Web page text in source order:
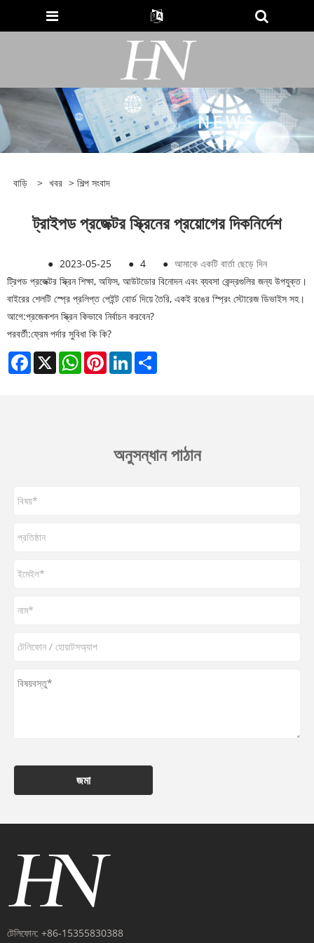
বাড়ি > খবর > শিল্প সংবাদ
ট্রাইপড প্রজেক্টর স্ক্রিনের প্রয়োগের দিকনির্দেশ
● 2023-05-25 ● 4 ● আমাকে একটি বার্তা ছেড়ে দিন
ট্রিপড প্রজেক্টর স্ক্রিন শিক্ষা, অফিস, আউটডোর বিনোদন এবং ব্যবসা কেন্দ্রগুলির জন্য উপযুক্ত।
বাইরের শেলটি স্প্রে প্রলিপ্ত পেইন্ট বোর্ড দিয়ে তৈরি, একই রঙের স্প্রিং স্টোরেজ ডিভাইস সহ।
আগে:প্রজেকশন স্ক্রিন কিভাবে নির্বাচন করবেন?
পরবর্তী:ফ্রেম পর্দার সুবিধা কি কি?
Facebook
X WhatsAppPinterestLinkedIn
অনুসন্ধান পাঠান
জমা
টেলিফোন: +86-15355830388